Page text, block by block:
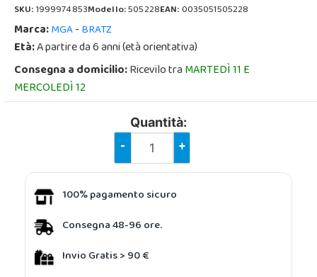
SKU:1999974853Modello:505228EAN:0035051505228
Marca:MGA-BRATZ
Età:A partire da 6 anni (età orientativa)
Consegna a domicilio:Ricevilo traMARTEDÌ 11 E
MERCOLEDÌ 12
Quantità:
- +
100% pagamento sicuro
Consegna 48-96 ore.
Invio Gratis > 90 €